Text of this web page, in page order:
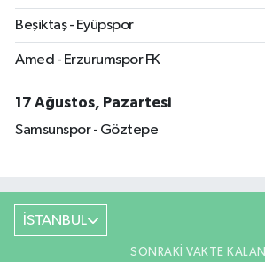
Beşiktaş - Eyüpspor
Amed - Erzurumspor FK
17 Ağustos, Pazartesi
Samsunspor - Göztepe
İSTANBUL
SONRAKI VAKTE KALAN